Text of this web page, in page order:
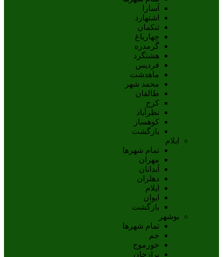
آسارا
اشتهارد
تنکمان
چهارباغ
گرمدره
هشتگرد
فردیس
ماهدشت
محمد شهر
طالقان
کرج
نظرآباد
کوهسار
بازگشت
ایلام
تمام شهر‌ها
مهران
آبدانان
دهلران
ايلام
ايوان
بازگشت
بوشهر
تمام شهر‌ها
جم
خورموج
برازجان